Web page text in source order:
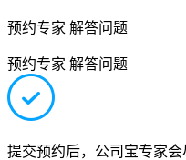
预约专家 解答问题
预约专家 解答问题
提交预约后，公司宝专家